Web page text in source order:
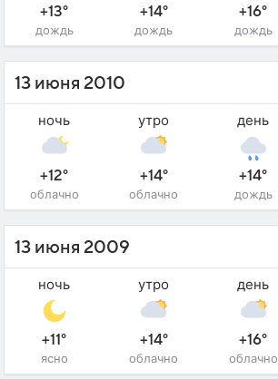
+13°
дождь
+14°
дождь
+16°
дождь
13 июня 2010
ночь
+12°
облачно
утро
+14°
облачно
день
+14°
дождь
13 июня 2009
ночь
+11°
ясно
утро
+14°
облачно
день
+16°
облачно